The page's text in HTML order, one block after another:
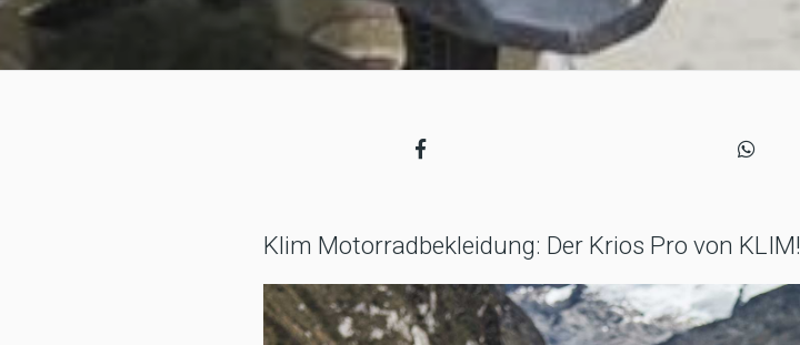
Klim Motorradbekleidung: Der Krios Pro von KLIM!